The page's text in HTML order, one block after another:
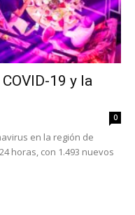
19 y la
0
en la región de
horas, con 1.493 nuevos